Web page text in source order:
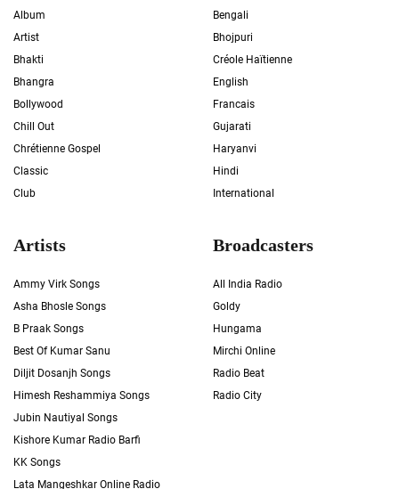
Album
Artist
Bhakti
Bhangra
Bollywood
Chill Out
Chrétienne Gospel
Classic
Club
Bengali
Bhojpuri
Créole Haïtienne
English
Francais
Gujarati
Haryanvi
Hindi
International
Artists
Ammy Virk Songs
Asha Bhosle Songs
B Praak Songs
Best Of Kumar Sanu
Diljit Dosanjh Songs
Himesh Reshammiya Songs
Jubin Nautiyal Songs
Kishore Kumar Radio Barfi
KK Songs
Lata Mangeshkar Online Radio
Broadcasters
All India Radio
Goldy
Hungama
Mirchi Online
Radio Beat
Radio City